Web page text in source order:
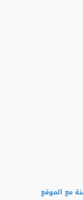
مع الموقع